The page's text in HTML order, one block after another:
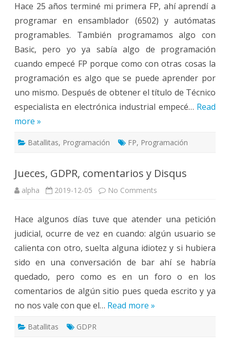
mi
segunda
FP
Hace 25 años terminé mi primera FP, ahí aprendí a
programar en ensamblador (6502) y autómatas
programables. También programamos algo con
Basic, pero yo ya sabía algo de programación
cuando empecé FP porque como con otras cosas la
programación es algo que se puede aprender por
uno mismo. Después de obtener el título de Técnico
especialista en electrónica industrial empecé… Read
more »
Batallitas, Programación FP, Programación
Jueces, GDPR, comentarios y Disqus
alpha 2019-12-05 No Comments
y
Hace algunos días tuve que atender una petición
judicial, ocurre de vez en cuando: algún usuario se
calienta con otro, suelta alguna idiotez y si hubiera
sido en una conversación de bar ahí se habría
quedado, pero como es en un foro o en los
comentarios de algún sitio pues queda escrito y ya
no nos vale con que el… Read more »
Batallitas GDPR